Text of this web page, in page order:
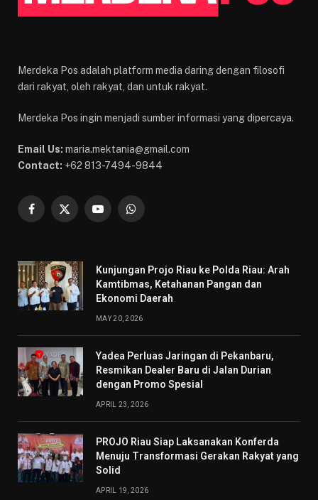
Merdeka Pos adalah platform media daring dengan filosofi
dari rakyat, oleh rakyat, dan untuk rakyat.
Merdeka Pos ingin menjadi sumber informasi yang dipercaya.
Email Us: maria.mektania@gmail.com
Contact: +62 813-7494-9844
Facebook
X
YouTubeWhatsApp
Kunjungan Projo Riau ke Polda Riau: Arah
Kamtibmas, Ketahanan Pangan dan
Ekonomi Daerah
MAY 20, 2026
Yadea Perluas Jaringan di Pekanbaru,
Resmikan Dealer Baru di Jalan Durian
dengan Promo Spesial
APRIL 23, 2026
PROJO Riau Siap Laksanakan Konferda
Menuju Transformasi Gerakan Rakyat yang
Solid
APRIL 19, 2026